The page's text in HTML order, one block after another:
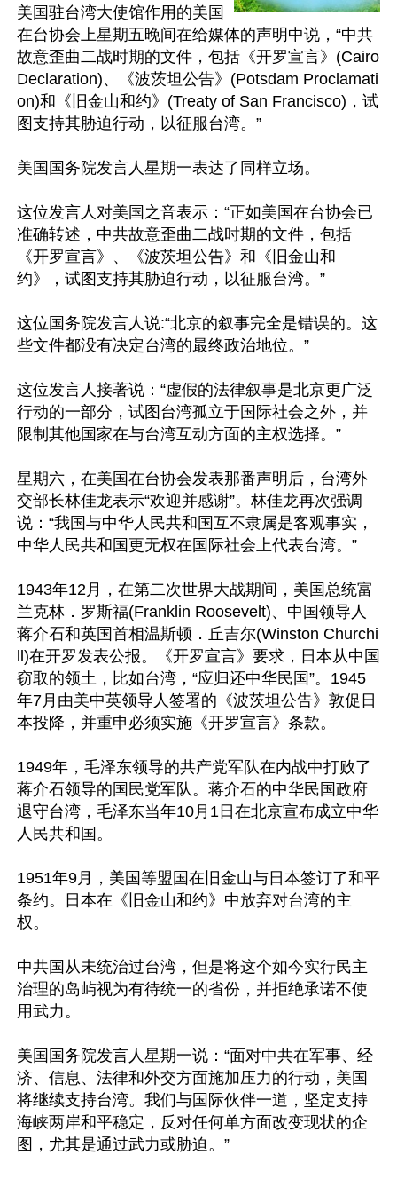
美国驻台湾大使馆作用的美国
在台协会上星期五晚间在给媒体的声明中说，“中共
故意歪曲二战时期的文件，包括《开罗宣言》(Cairo
Declaration)、《波茨坦公告》(Potsdam Proclamati
on)和《旧金山和约》(Treaty of San Francisco)，试
图支持其胁迫行动，以征服台湾。”
美国国务院发言人星期一表达了同样立场。
这位发言人对美国之音表示：“正如美国在台协会已
准确转述，中共故意歪曲二战时期的文件，包括
《开罗宣言》、《波茨坦公告》和《旧金山和
约》，试图支持其胁迫行动，以征服台湾。”
这位国务院发言人说:“北京的叙事完全是错误的。这
些文件都没有决定台湾的最终政治地位。”
这位发言人接著说：“虚假的法律叙事是北京更广泛
行动的一部分，试图台湾孤立于国际社会之外，并
限制其他国家在与台湾互动方面的主权选择。”
星期六，在美国在台协会发表那番声明后，台湾外
交部长林佳龙表示“欢迎并感谢”。林佳龙再次强调
说：“我国与中华人民共和国互不隶属是客观事实，
中华人民共和国更无权在国际社会上代表台湾。”
1943年12月，在第二次世界大战期间，美国总统富
兰克林．罗斯福(Franklin Roosevelt)、中国领导人
蒋介石和英国首相温斯顿．丘吉尔(Winston Churchi
ll)在开罗发表公报。《开罗宣言》要求，日本从中国
窃取的领土，比如台湾，“应归还中华民国”。1945
年7月由美中英领导人签署的《波茨坦公告》敦促日
本投降，并重申必须实施《开罗宣言》条款。
1949年，毛泽东领导的共产党军队在内战中打败了
蒋介石领导的国民党军队。蒋介石的中华民国政府
退守台湾，毛泽东当年10月1日在北京宣布成立中华
人民共和国。
1951年9月，美国等盟国在旧金山与日本签订了和平
条约。日本在《旧金山和约》中放弃对台湾的主
权。
中共国从未统治过台湾，但是将这个如今实行民主
治理的岛屿视为有待统一的省份，并拒绝承诺不使
用武力。
美国国务院发言人星期一说：“面对中共在军事、经
济、信息、法律和外交方面施加压力的行动，美国
将继续支持台湾。我们与国际伙伴一道，坚定支持
海峡两岸和平稳定，反对任何单方面改变现状的企
图，尤其是通过武力或胁迫。”